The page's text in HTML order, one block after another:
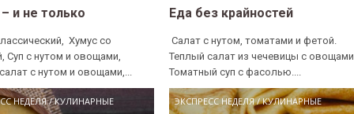
и не только
Хумус со
Суп с нутом и овощами,
с нутом и овощами,...
Еда без крайностей
​ Салат с нутом, томатами и фетой. ​
Теплый салат из чечевицы с овощами. ​
Томатный суп с фасолью....
НЕДЕЛЯ/КУЛИНАРНЫЕ
ЭКСПРЕСС НЕДЕЛЯ/КУЛИНАРНЫЕ